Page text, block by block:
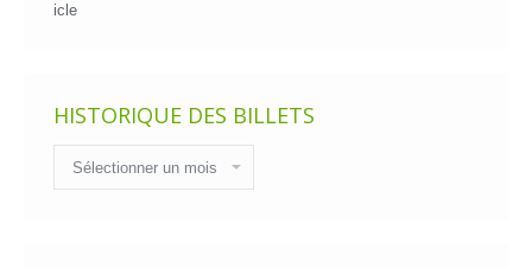
icle
HISTORIQUE DES BILLETS
des
billets